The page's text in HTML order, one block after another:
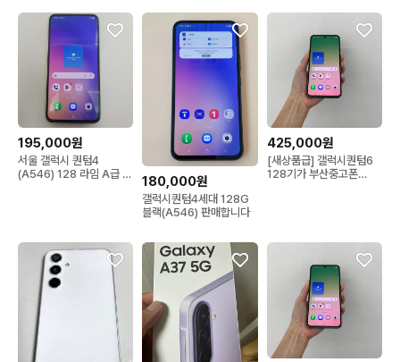
195,000원
서울 갤럭시 퀀텀4
(A546) 128 라임 A급 팝
180,000원
갤럭시퀀텀4세대 128G
블랙(A546) 판매합니다
425,000원
[새상품급] 갤럭시퀀텀6
128기가 부산중고폰